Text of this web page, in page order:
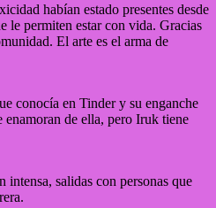
habían estado presentes desde
le permiten estar con vida. Gracias
El arte es el arma de
conocía en Tinder y su enganche
enamoran de ella, pero Iruk tiene
salidas con personas que